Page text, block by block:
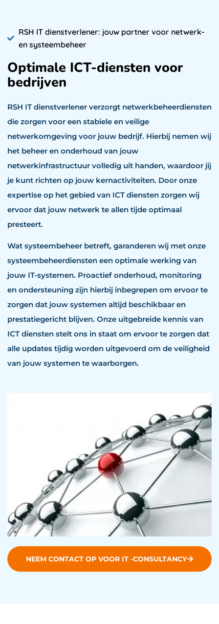
NEEM CONTACT OP VOOR IT -CONSULTANCY
RSH IT dienstverlener: jouw partner voor netwerk-
en systeembeheer
Optimale ICT-diensten voor
bedrijven
RSH IT dienstverlener verzorgt netwerkbeheerdiensten
die zorgen voor een stabiele en veilige
netwerkomgeving voor jouw bedrijf. Hierbij nemen wij
het beheer en onderhoud van jouw
netwerkinfrastructuur volledig uit handen, waardoor jij
je kunt richten op jouw kernactiviteiten. Door onze
expertise op het gebied van ICT diensten zorgen wij
ervoor dat jouw netwerk te allen tijde optimaal
presteert.
Wat systeembeheer betreft, garanderen wij met onze
systeembeheerdiensten een optimale werking van
jouw IT-systemen. Proactief onderhoud, monitoring
en ondersteuning zijn hierbij inbegrepen om ervoor te
zorgen dat jouw systemen altijd beschikbaar en
prestatiegericht blijven. Onze uitgebreide kennis van
ICT diensten stelt ons in staat om ervoor te zorgen dat
alle updates tijdig worden uitgevoerd om de veiligheid
van jouw systemen te waarborgen.